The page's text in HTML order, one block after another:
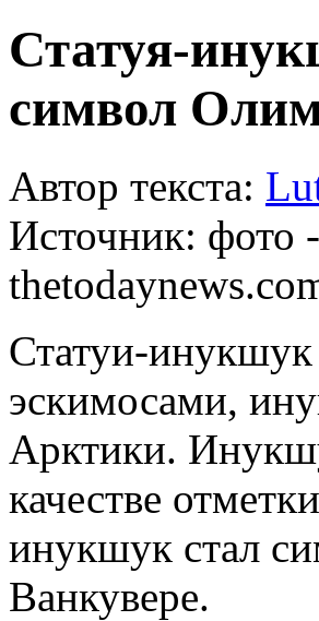
Статуя-
символ
Автор текста:
Источник: фото
Статуи-инукшук
эскимосами,
Арктики.
качестве
инукшук стал
Ванкувере.